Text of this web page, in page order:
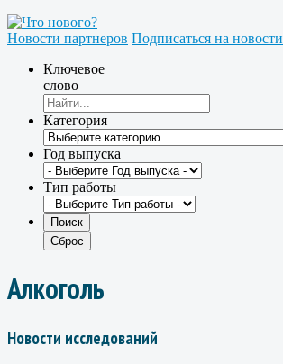
Новости партнеров Подписаться на новости
Ключевое
слово
Категория
Год выпуска
Тип работы
Алкоголь
Новости исследований